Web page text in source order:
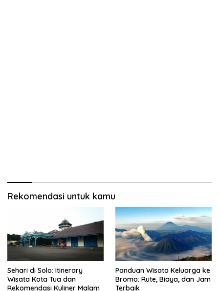
Rekomendasi untuk kamu
Sehari di Solo: Itinerary
Wisata Kota Tua dan
Rekomendasi Kuliner Malam
Panduan Wisata Keluarga ke
Bromo: Rute, Biaya, dan Jam
Terbaik